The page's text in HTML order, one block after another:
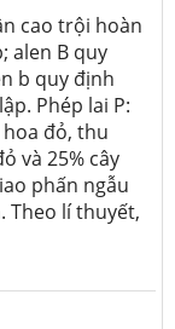
cao trội hoàn
alen B quy
b quy định
Phép lai P:
hoa đỏ, thu
và 25% cây
phấn ngẫu
Theo lí thuyết,